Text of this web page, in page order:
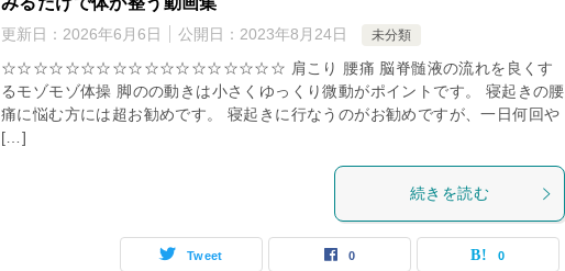
更新日： 2026年6月6日 公開日： 2023年8月24日 未分類
☆☆☆☆☆☆☆☆☆☆☆☆☆☆☆☆☆☆ 肩こり 腰痛 脳脊髄液の流れを良くす
るモゾモゾ体操 脚のの動きは小さくゆっくり微動がポイントです。 寝起きの腰
痛に悩む方には超お勧めです。 寝起きに行なうのがお勧めですが、一日何回や
[…]
続きを読む
Tweet 0 0